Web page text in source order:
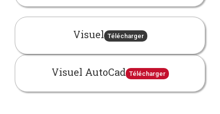
Visuel Télécharger
Visuel AutoCad Télécharger